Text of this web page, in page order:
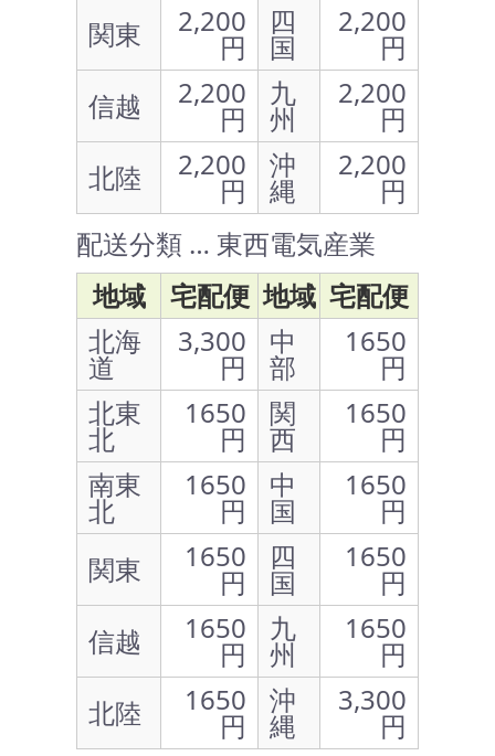
関東
2,200
円
四
国
2,200
円
信越
2,200
円
九
州
2,200
円
北陸
2,200
円
沖
縄
2,200
円
配送分類 … 東西電気産業
地域
宅配便 地域 宅配便
北海
道
3,300
円
中
部
1650
円
北東
北
1650
円
関
西
1650
円
南東
北
1650
円
中
国
1650
円
関東
1650
円
四
国
1650
円
信越
1650
円
九
州
1650
円
北陸
1650
円
沖
縄
3,300
円